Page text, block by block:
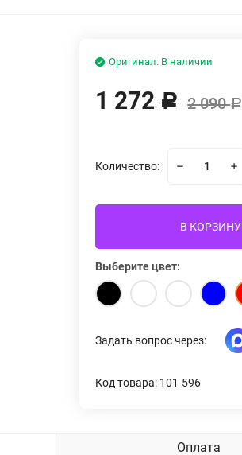
Оригинал. В наличии
1 272 Р 2 090Р
Количество:
В КОРЗИНУ
Выберите цвет:
Задать вопрос через:
Код товара: 101-596
Оплата